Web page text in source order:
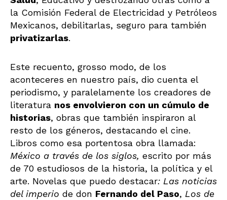
la Comisión Federal de Electricidad y Petróleos
Mexicanos, debilitarlas, seguro para también
privatizarlas.
Este recuento, grosso modo, de los
aconteceres en nuestro país, dio cuenta el
periodismo, y paralelamente los creadores de
literatura nos envolvieron con un cúmulo de
historias, obras que también inspiraron al
resto de los géneros, destacando el cine.
Libros como esa portentosa obra llamada:
México a través de los siglos, escrito por más
de 70 estudiosos de la historia, la política y el
arte. Novelas que puedo destacar: Las noticias
del imperio de don Fernando del Paso, Los de